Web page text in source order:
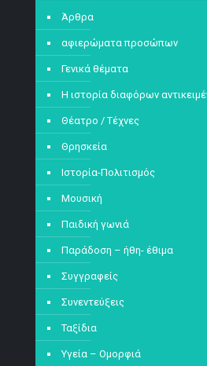
Άρθρα
αφιερώματα προσώπων
Γενικά θέματα
Η ιστορία διαφόρων
Θέατρο / Τέχνες
Θρησκεία
Ιστορία-Πολιτισμός
Μουσική
Παιδική γωνιά
Παράδοση – ήθη- έθιμα
Συγγραφείς
Συνεντεύξεις
Ταξίδια
Υγεία – Ομορφιά